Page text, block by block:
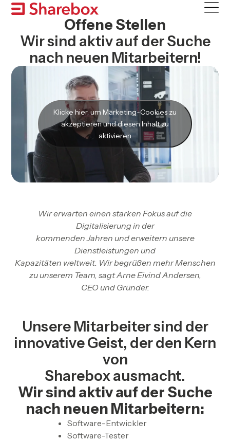
Skip
Offene Stellen
Wir sind aktiv auf der Suche
nach neuen Mitarbeitern!
Klicke hier, um Marketing-Cookies zu
akzeptieren und diesen Inhalt zu
aktivieren
Wir erwarten einen starken Fokus auf die
Digitalisierung in der
kommenden Jahren und erweitern unsere
Dienstleistungen und
Kapazitäten weltweit. Wir begrüßen mehr Menschen
zu unserem Team, sagt Arne Eivind Andersen,
CEO und Gründer.
Unsere Mitarbeiter sind der
innovative Geist, der den Kern
von
Sharebox ausmacht.
Wir sind aktiv auf der Suche
nach neuen Mitarbeitern:
Software-Entwickler
Software-Tester